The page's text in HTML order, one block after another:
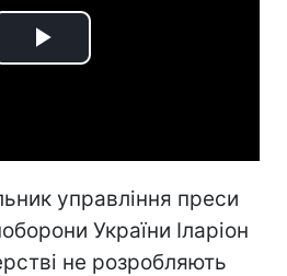
Play
управління преси
України Іларіон
не розробляють